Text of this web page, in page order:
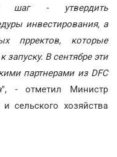
шаг - утвердить
инвестирования, а
прректов, которые
В сентябре эти
партнерами из DFC
", - отметил Министр
сельского хозяйства